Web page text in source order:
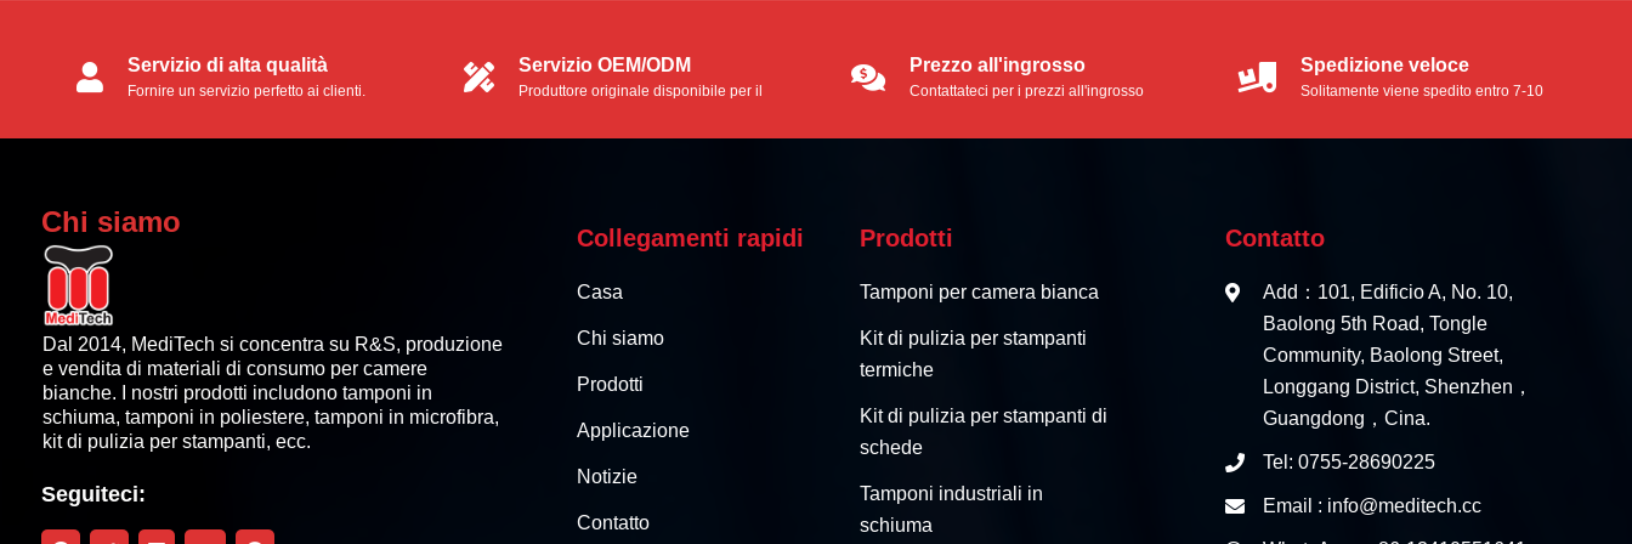
Servizio di alta qualità
Fornire un servizio perfetto ai clienti.
Servizio OEM/ODM
Produttore originale disponibile per il
Prezzo all'ingrosso
Contattateci per i prezzi all'ingrosso
Spedizione veloce
Solitamente viene spedito entro 7-10
Chi siamo
Dal 2014, MediTech si concentra su R&S, produzione
e vendita di materiali di consumo per camere
bianche. I nostri prodotti includono tamponi in
schiuma, tamponi in poliestere, tamponi in microfibra,
kit di pulizia per stampanti, ecc.
Seguiteci:
Collegamenti rapidi
Casa
Chi siamo
Prodotti
Applicazione
Notizie
Contatto
Prodotti
Tamponi per camera bianca
Kit di pulizia per stampanti
termiche
Kit di pulizia per stampanti di
schede
Tamponi industriali in
schiuma
Contatto
Add：101, Edificio A, No. 10,
Baolong 5th Road, Tongle
Community, Baolong Street,
Longgang District, Shenzhen，
Guangdong，Cina.
Tel: 0755-28690225
Email : info@meditech.cc